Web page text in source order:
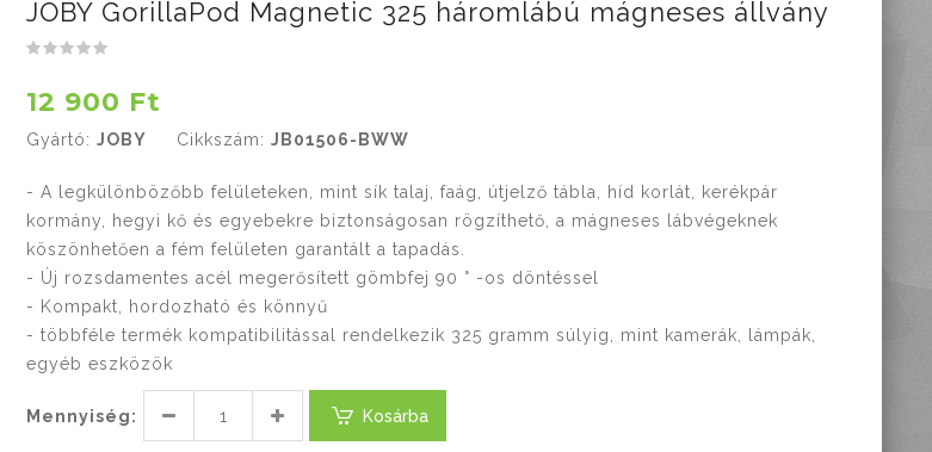
JOBY GorillaPod Magnetic 325 háromlábú mágneses állvány
12 900 Ft
Gyártó: JOBY Cikkszám: JB01506-BWW
- A legkülönbözőbb felületeken, mint sík talaj, faág, útjelző tábla, híd korlát, kerékpár
kormány, hegyi kő és egyebekre biztonságosan rögzíthető, a mágneses lábvégeknek
köszönhetően a fém felületen garantált a tapadás.
- Új rozsdamentes acél megerősített gömbfej 90 ° -os döntéssel
- Kompakt, hordozható és könnyű
- többféle termék kompatibilitással rendelkezik 325 gramm súlyig, mint kamerák, lámpák,
egyéb eszközök
Mennyiség: Kosárba